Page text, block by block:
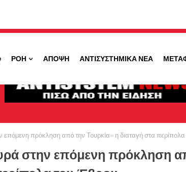
ΡΟΗ ΑΠΟΨΗ ΑΝΤΙΣΥΣΤΗΜΙΚΑ ΝΕΑ
πρόκληση από την Τουρκία» η διαταγή στα
στην επόμενη πρόκληση
λαμβάνετε ειδοποιήσεις για